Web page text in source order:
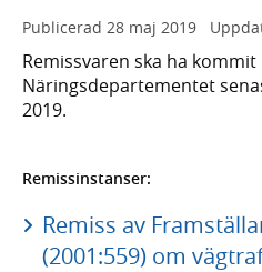
Publicerad 28 maj 2019
Remissvaren ska ha
Näringsdepartementet
2019.
Remissinstanser:
Remiss av
(2001:559) om